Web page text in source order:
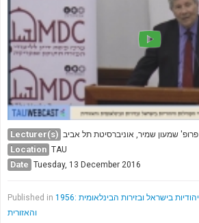
Lecturer(s) פרופ' שמעון שמיר, אוניברסיטת תל אביב
Location TAU
Date Tuesday, 13 December 2016
Published in 1956: נקודת מפנה בחיי הקהילות היהודיות בישראל ובזירות הבינלאומית
והאזורית